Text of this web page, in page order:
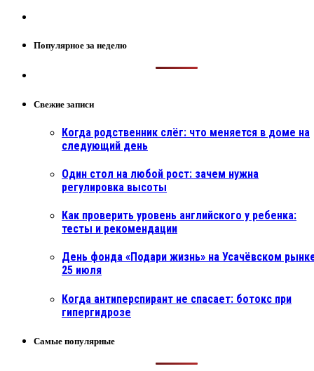
Популярное за неделю
Свежие записи
Когда родственник слёг: что меняется в доме на
следующий день
Один стол на любой рост: зачем нужна
регулировка высоты
Как проверить уровень английского у ребенка:
тесты и рекомендации
День фонда «Подари жизнь» на Усачёвском
25 июля
Когда антиперспирант не спасает: ботокс при
гипергидрозе
Самые популярные